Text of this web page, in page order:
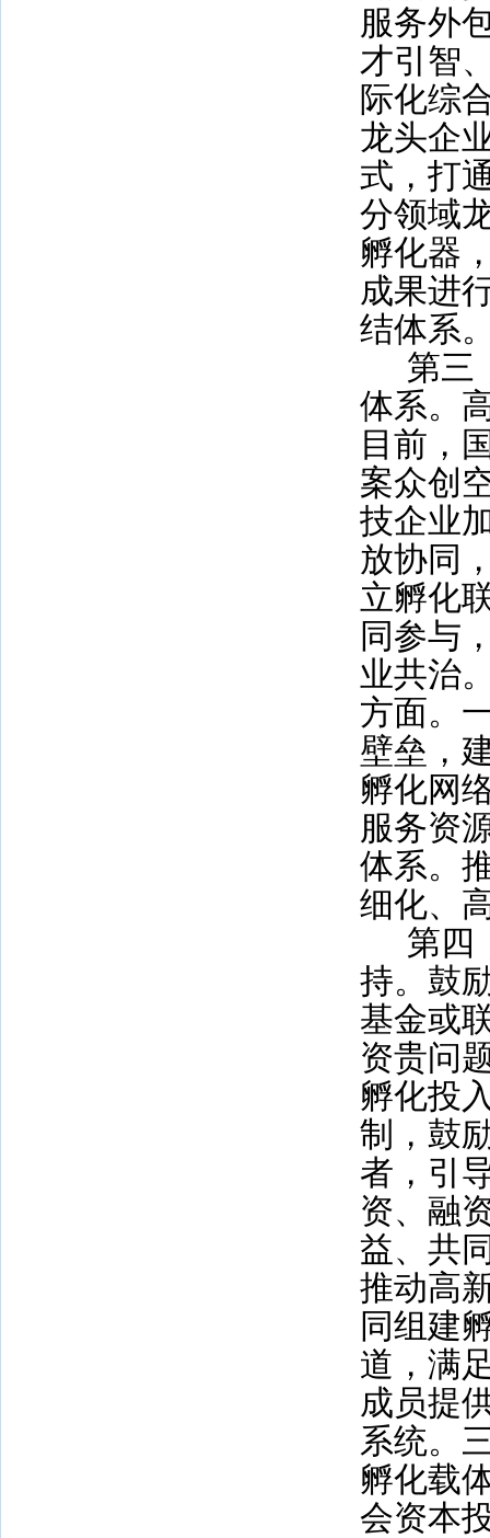
服务外
才引智
际化综
龙头企
式，打
分领域
孵化器
成果进
结体系
第三
体系。
目前，
案众创
技企业
放协同
立孵化
同参与
业共治
方面。
壁垒，
孵化网
服务资
体系。
细化、
第四
持。鼓
基金或
资贵问
孵化投
制，鼓
者，引
资、融
益、共
推动高
同组建
道，满
成员提
系统。
孵化载
会资本